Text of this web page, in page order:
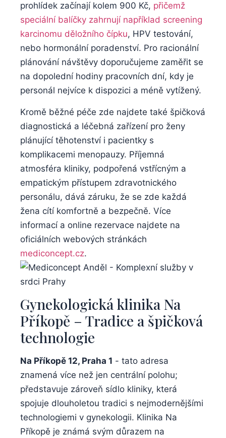
prohlídek ⁤začínají kolem 900 Kč, přičemž
speciální⁣ balíčky zahrnují například screening
karcinomu děložního čípku, HPV ⁣testování,
nebo hormonální‌ poradenství. ⁣Pro ‍racionální
plánování návštěvy​ doporučujeme zaměřit se
na dopolední hodiny pracovních dní, kdy je
⁤personál nejvíce k dispozici a méně vytížený.
Kromě​ běžné ⁤péče zde‍ najdete ​také špičková
​diagnostická a léčebná zařízení pro ženy
‍plánující těhotenství i pacientky s⁤
komplikacemi menopauzy.⁤ Příjemná
atmosféra kliniky, podpořená vstřícným a
empatickým přístupem zdravotnického​
personálu, dává záruku,​ že ​se zde každá
⁤žena cítí komfortně a bezpečně. Více
informací ⁤a online rezervace najdete na
oficiálních webových stránkách⁢
mediconcept.cz.
Gynekologická klinika Na
Příkopě – Tradice a špičková
technologie
Na Příkopě​ 12, Praha ​1 -​ tato⁢ adresa⁣
znamená⁤ více než jen centrální polohu;
představuje‍ zároveň sídlo kliniky, která
spojuje dlouholetou tradici s nejmodernějšími
technologiemi v gynekologii.‍ Klinika Na
Příkopě je známá svým‌ důrazem na⁣